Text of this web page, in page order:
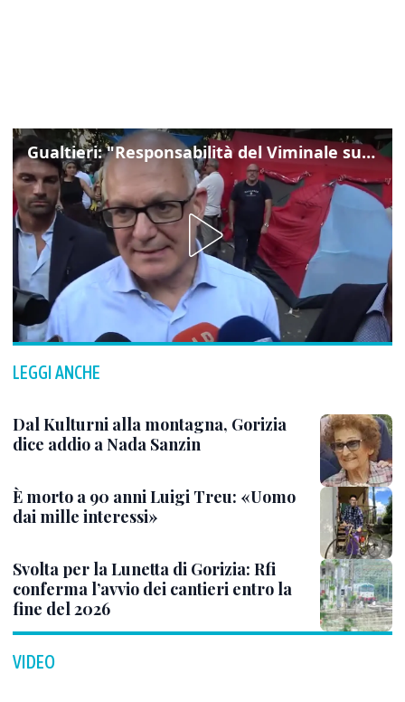
Gualtieri: "Responsabilità del Viminale su Spin Time? La posizione dei partiti è nota"
LEGGI ANCHE
Dal Kulturni alla montagna, Gorizia
dice addio a Nada Sanzin
È morto a 90 anni Luigi Treu: «Uomo
dai mille interessi»
Svolta per la Lunetta di Gorizia: Rfi
conferma l’avvio dei cantieri entro la
fine del 2026
VIDEO